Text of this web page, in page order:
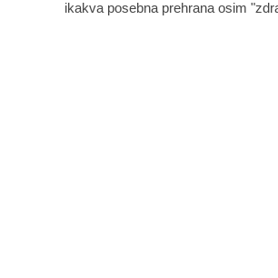
ikakva posebna prehrana osim